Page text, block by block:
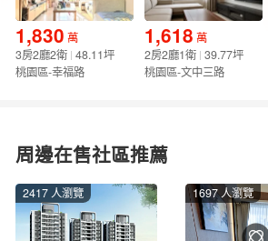
1,830 萬
3房2廳2衛 48.11坪
桃園區-幸福路
1,618 萬
2房2廳1衛 39.77坪
桃園區-文中三路
周邊在售社區推薦
2417 人瀏覽 1697 人瀏覽